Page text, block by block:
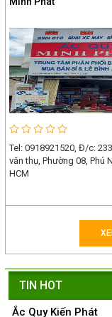
TIN HOT
Ắc Quy Kiến Phát
Tel: 0918921520, Đ/c:
văn thụ, Phường 08, Phú
HCM